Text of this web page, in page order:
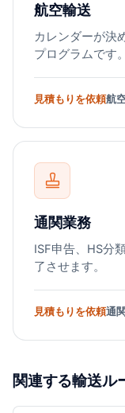
航空輸送
カレンダーが決
プログラムです。
見積もりを依頼航
通関業務
ISF申告、HS分
了させます。
見積もりを依頼通
関連する輸送ル